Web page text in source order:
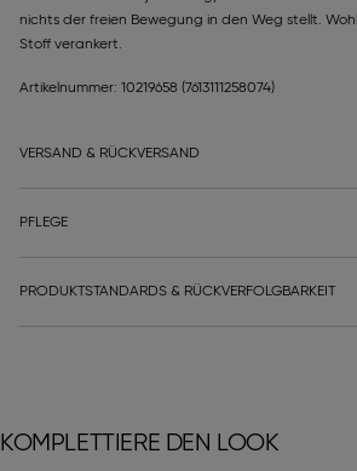
nichts der freien Bewegung in den Weg stellt.
Stoff verankert.
Artikelnummer: 10219658 (7613111258074)
VERSAND & RÜCKVERSAND
PFLEGE
PRODUKTSTANDARDS & RÜCKVERFOLGBARKEIT
KOMPLETTIERE DEN LOOK